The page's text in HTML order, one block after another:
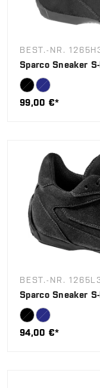
BEST.-NR.
Sparco Sneaker
99,00 €*
BEST.-NR.
Sparco Sneaker
94,00 €*